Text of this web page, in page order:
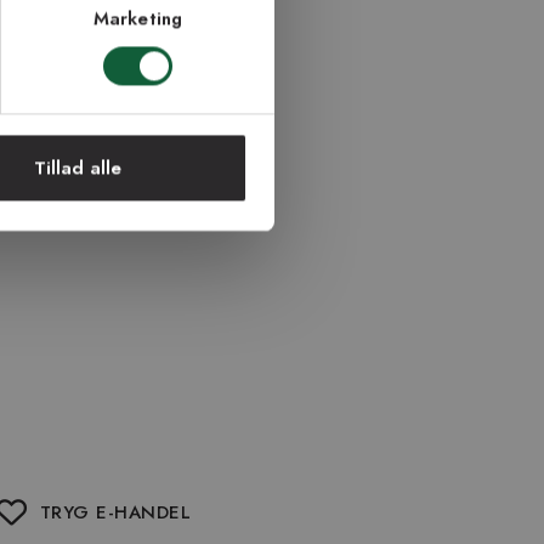
Marketing
Tillad alle
TRYG E-HANDEL